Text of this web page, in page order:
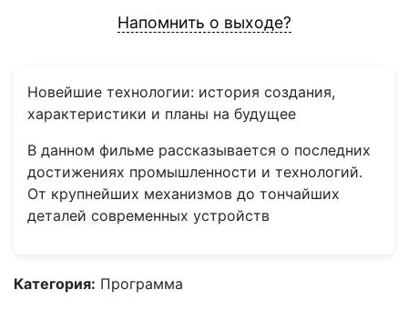
Напомнить о выходе?
Новейшие технологии: история создания,
характеристики и планы на будущее
В данном фильме рассказывается о последних
достижениях промышленности и технологий.
От крупнейших механизмов до тончайших
деталей современных устройств
Категория: Программа